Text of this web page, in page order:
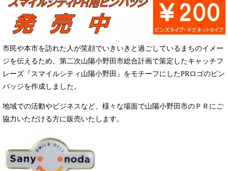
市民や本市を訪れた人が笑顔でいきいきと過ごしているまちのイメー
ジを伝えるため、第二次山陽小野田市総合計画で策定したキャッチフ
レーズ『スマイルシティ山陽小野田』をモチーフにしたPRロゴのピン
バッジを作成しました。
地域での活動やビジネスなど、様々な場面で山陽小野田市のＰＲにご
協力いただける方に販売いたします。